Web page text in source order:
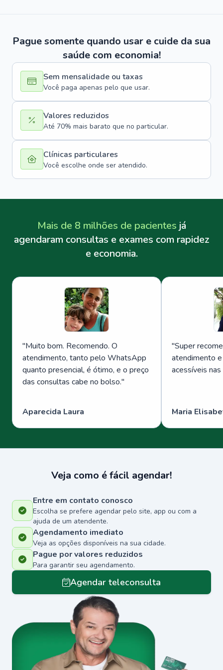
Pague somente quando usar e cuide da sua
saúde com economia!
Sem mensalidade ou taxas
Você paga apenas pelo que usar.
Valores reduzidos
Até 70% mais barato que no particular.
Clínicas particulares
Você escolhe onde ser atendido.
Mais de 8 milhões de pacientes já
agendaram consultas e exames com rapidez
e economia.
"Muito bom. Recomendo. O
atendimento, tanto pelo WhatsApp
quanto presencial, é ótimo, e o preço
das consultas cabe no bolso."
Aparecida Laura
"Super
atendimento
acessíveis
Maria
Veja como é fácil agendar!
Entre em contato conosco
Escolha se prefere agendar pelo site, app ou com a
ajuda de um atendente.
Agendamento imediato
Veja as opções disponíveis na sua cidade.
Pague por valores reduzidos
Para garantir seu agendamento.
Agendar teleconsulta